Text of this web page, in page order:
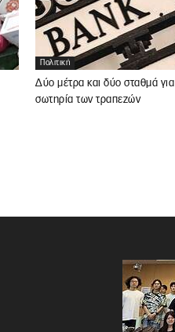
Πολιτική
Δύο μέτρα και δύο σταθμά για
σωτηρία των τραπεζών